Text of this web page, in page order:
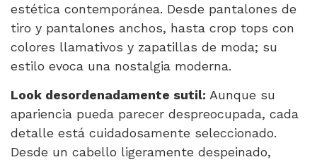
estética contemporánea. Desde pantalones de
tiro y pantalones anchos, hasta crop tops con
colores llamativos y zapatillas de moda; su
estilo evoca una nostalgia moderna.
Look desordenadamente sutil: Aunque su
apariencia pueda parecer despreocupada, cada
detalle está cuidadosamente seleccionado.
Desde un cabello ligeramente despeinado,